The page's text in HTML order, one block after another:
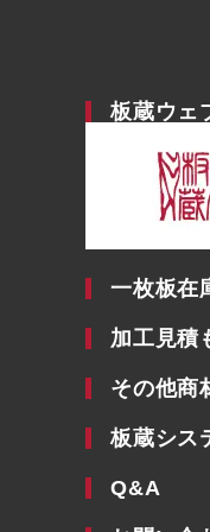
板蔵ウェ
一枚板在
加工見積
その他商
板蔵シス
Q&A